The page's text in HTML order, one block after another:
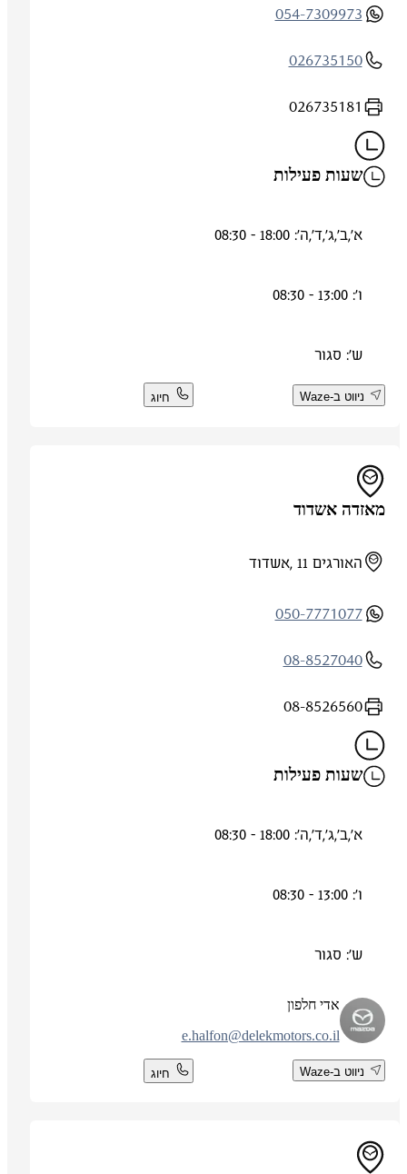
054-7309973
026735150
026735181
שעות פעילות
א',ב',ג',ד',ה': 18:00 - 08:30
ש': סגור
ניווט ב-Waze חיוג
מאזדה אשדוד
האורגים 11 ,אשדוד
050-7771077
08-8527040
08-8526560
שעות פעילות
א',ב',ג',ד',ה': 18:00 - 08:30
ש': סגור
אדי חלפון
e.halfon@delekmotors.co.il
ניווט ב-Waze חיוג